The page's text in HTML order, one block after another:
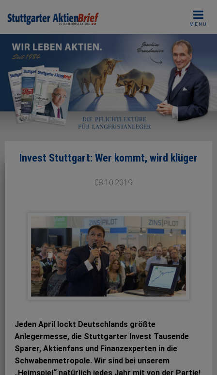
MENU
Invest Stuttgart: Wer kommt, wird klüger
08.10.2019
Jeden April lockt Deutschlands größte
Anlegermesse, die Stuttgarter Invest Tausende
Sparer, Aktienfans und Finanzexperten in die
Schwabenmetropole. Wir sind bei unserem
„Heimspiel“ natürlich jedes Jahr mit von der Partie!